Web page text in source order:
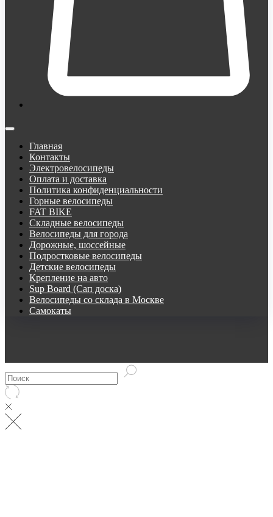
Главная
Контакты
Электровелосипеды
Оплата и доставка
Политика конфиденциальности
Горные велосипеды
FAT BIKE
Складные велосипеды
Велосипеды для города
Дорожные, шоссейные
Подростковые велосипеды
Детские велосипеды
Крепление на авто
Sup Board (Сап доска)
Велосипеды со склада в Москве
Самокаты